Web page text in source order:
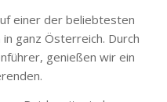
einer der beliebtesten
ganz Österreich. Durch
genießen wir ein